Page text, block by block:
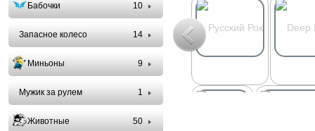
Бабочки 10
Запасное колесо 14
Миньоны 9
Мужик за рулем 1
Животные 50